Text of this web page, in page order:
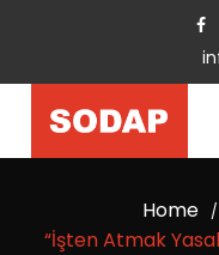
Home /
“İşten Atmak